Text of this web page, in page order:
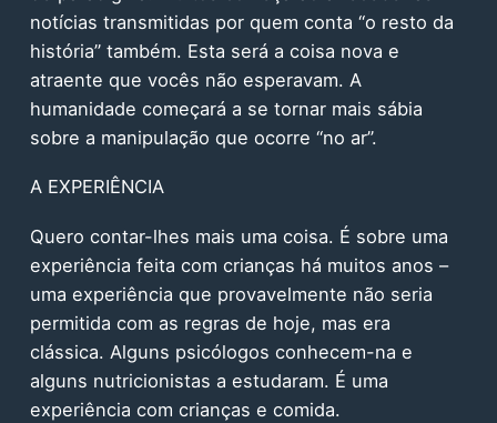
notícias transmitidas por quem conta “o resto da
história” também. Esta será a coisa nova e
atraente que vocês não esperavam. A
humanidade começará a se tornar mais sábia
sobre a manipulação que ocorre “no ar”.
A EXPERIÊNCIA
Quero contar-lhes mais uma coisa. É sobre uma
experiência feita com crianças há muitos anos –
uma experiência que provavelmente não seria
permitida com as regras de hoje, mas era
clássica. Alguns psicólogos conhecem-na e
alguns nutricionistas a estudaram. É uma
experiência com crianças e comida.